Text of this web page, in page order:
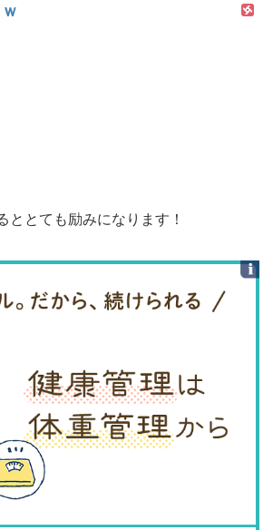
とても励みになります！